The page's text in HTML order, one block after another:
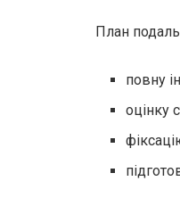
План
повну
оцінку